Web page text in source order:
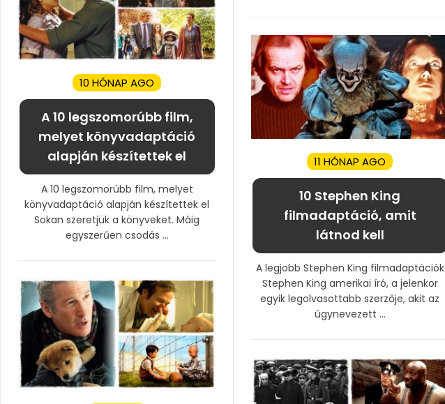
10 HÓNAP AGO
A 10 legszomorúbb film,
melyet könyvadaptáció
alapján készítettek el
A 10 legszomorúbb film, melyet
könyvadaptáció alapján készítettek el
Sokan szeretjük a könyveket. Máig
egyszerűen csodás ...
11 HÓNAP AGO
10 Stephen King
filmadaptáció, amit
látnod kell
A legjobb Stephen King filmadaptációk
Stephen King amerikai író, a jelenkor
egyik legolvasottabb szerzője, akit az
úgynevezett ...